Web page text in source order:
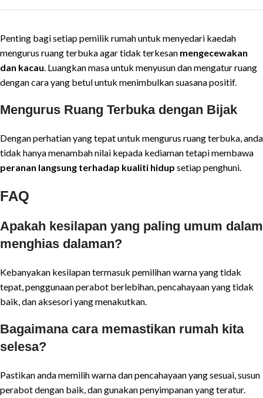
Penting bagi setiap pemilik rumah untuk menyedari kaedah
mengurus ruang terbuka agar tidak terkesan mengecewakan
dan kacau . Luangkan masa untuk menyusun dan mengatur ruang
dengan cara yang betul untuk menimbulkan suasana positif.
Mengurus Ruang Terbuka dengan Bijak
Dengan perhatian yang tepat untuk mengurus ruang terbuka, anda
tidak hanya menambah nilai kepada kediaman tetapi membawa
peranan langsung terhadap kualiti hidup setiap penghuni.
FAQ
Apakah kesilapan yang paling umum dalam
menghias dalaman?
Kebanyakan kesilapan termasuk pemilihan warna yang tidak
tepat, penggunaan perabot berlebihan, pencahayaan yang tidak
baik, dan aksesori yang menakutkan.
Bagaimana cara memastikan rumah kita
selesa?
Pastikan anda memilih warna dan pencahayaan yang sesuai, susun
perabot dengan baik, dan gunakan penyimpanan yang teratur.